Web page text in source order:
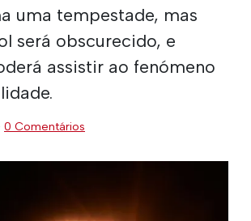
uma tempestade, mas
será obscurecido, e
assistir ao fenómeno
0 Comentários